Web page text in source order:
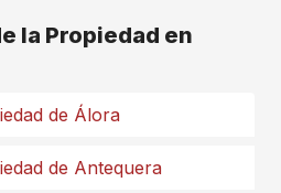
la Propiedad en
de Álora
de Antequera